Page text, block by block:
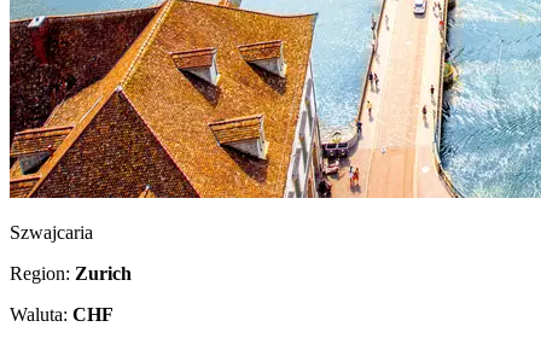
Szwajcaria
Region: Zurich
Waluta: CHF